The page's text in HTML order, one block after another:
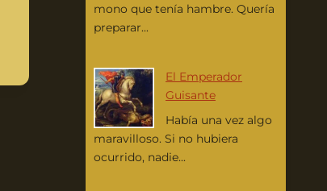
mono que tenía hambre. Quería
preparar...
El Emperador
Guisante
Había una vez algo
maravilloso. Si no hubiera
ocurrido, nadie...